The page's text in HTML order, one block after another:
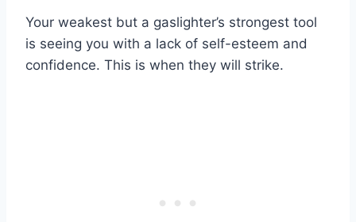
Your weakest but a gaslighter’s strongest tool
is seeing you with a lack of self-esteem and
confidence. This is when they will strike.